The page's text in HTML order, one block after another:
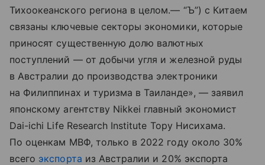
Тихоокеанского региона в целом.— “Ъ”) с Китаем
связаны ключевые секторы экономики, которые
приносят существенную долю валютных
поступлений — от добычи угля и железной руды
в Австралии до производства электроники
на Филиппинах и туризма в Таиланде», — заявил
японскому агентству Nikkei главный экономист
Dai-ichi Life Research Institute Тору Нисихама.
По оценкам МВФ, только в 2022 году около 30%
всего экспорта из Австралии и 20% экспорта